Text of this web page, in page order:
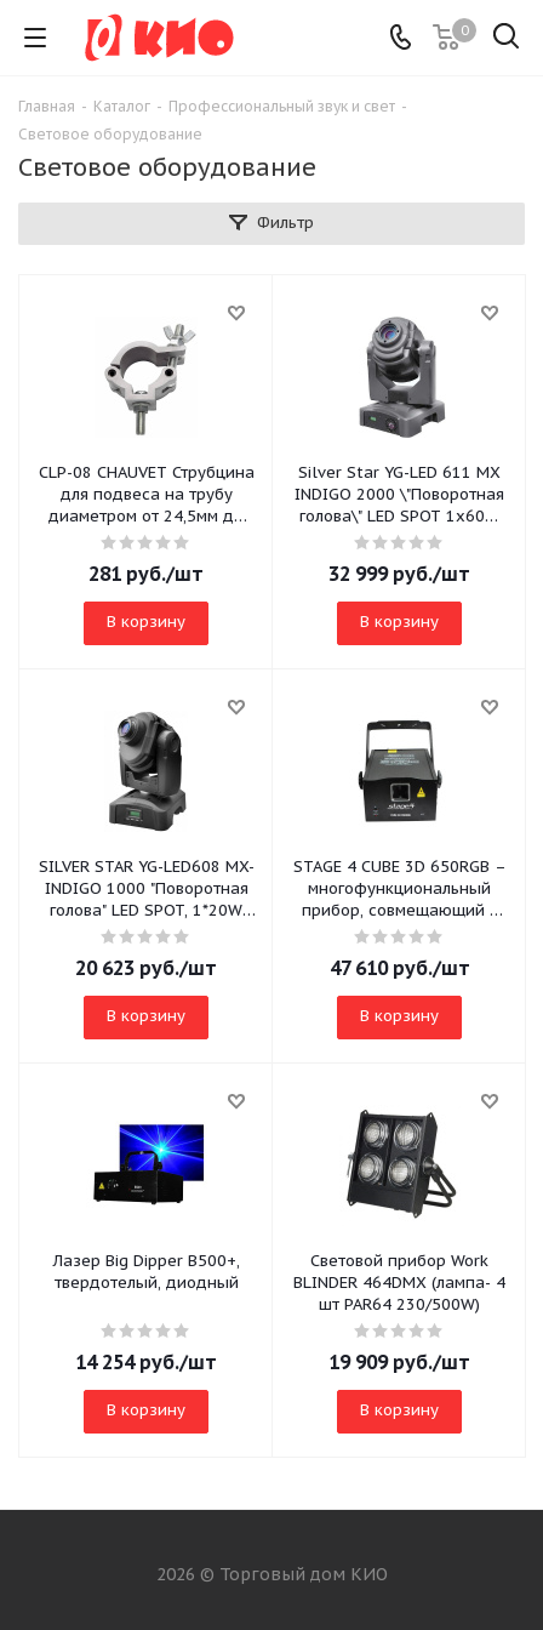
0
Главная - Каталог - Профессиональный звук и свет -
Световое оборудование
Световое оборудование
Фильтр
CLP-08 CHAUVET Струбцина
для подвеса на трубу
диаметром от 24,5мм до
50мм/макс - 15кг
281 руб./шт
В корзину
Silver Star YG-LED 611 MX
INDIGO 2000 \"Поворотная
голова\" LED SPOT 1x60W
White LEDжизни диодов 50
32 999руб./шт
В корзину
SILVER STAR YG-LED608 MX-
INDIGO 1000 "Поворотная
голова" LED SPOT, 1*20W
WHITE LED (+30% яркости),
20 623 руб./шт
В корзину
STAGE 4 CUBE 3D 650RGB –
многофункциональный
прибор, совмещающий в
себе 4 вида
47 610руб./шт
В корзину
Лазер Big Dipper B500+,
твердотелый, диодный
14 254руб./шт
В корзину
Световой прибор Work
BLINDER 464DMX (лампа- 4
шт PAR64 230/500W)
19 909руб./шт
В корзину
2026 © Торговый дом КИО